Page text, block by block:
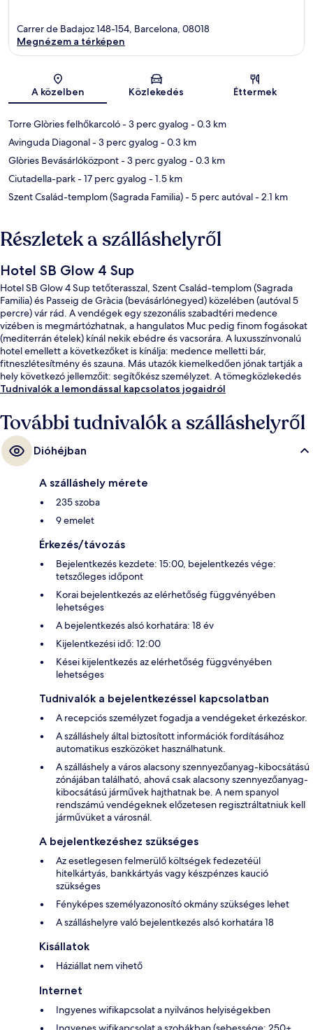
Térkép
Carrer de Badajoz 148-154, Barcelona, 08018
Megnézem a térképen
A közelben Közlekedés Éttermek
Torre Glòries felhőkarcoló- 3 perc gyalog - 0.3 km
Avinguda Diagonal- 3 perc gyalog - 0.3 km
Glòries Bevásárlóközpont- 3 perc gyalog - 0.3 km
Ciutadella-park- 17 perc gyalog - 1.5 km
Szent Család-templom (Sagrada Familia)- 5 perc autóval- 2.1 km
Részletek a szálláshelyről
Hotel SB Glow 4 Sup
Hotel SB Glow 4 Sup tetőterasszal, Szent Család-templom (Sagrada
Familia) és Passeig de Gràcia (bevásárlónegyed) közelében (autóval 5
percre) vár rád. A vendégek egy szezonális szabadtéri medence
vizében is megmártózhatnak, a hangulatos Muc pedig finom fogásokat
(mediterrán ételek) kínál nekik ebédre és vacsorára. A luxusszínvonalú
hotel emellett a következőket is kínálja: medence melletti bár,
fitneszlétesítmény és szauna. Más utazók kiemelkedően jónak tartják a
hely következó jellemzőit: segítőkész személyzet. A tömegközlekedés
rövid sétával megközelíthető: La Farinera villamosmegálló 5 perc, Ca
Tudnivalók a lemondással kapcsolatos jogaidról
További tudnivalók a szálláshelyről
Dióhéjban
A szálláshely mérete
235 szoba
9 emelet
Érkezés/távozás
Bejelentkezés kezdete: 15:00, bejelentkezés vége:
tetszőleges időpont
Korai bejelentkezés az elérhetőség függvényében
lehetséges
A bejelentkezés alsó korhatára: 18 év
Kijelentkezési idő: 12:00
Kései kijelentkezés az elérhetőség függvényében
lehetséges
Tudnivalók a bejelentkezéssel kapcsolatban
A recepciós személyzet fogadja a vendégeket érkezéskor.
A szálláshely által biztosított információk fordításához
automatikus eszközöket használhatunk.
A szálláshely a város alacsony szennyezőanyag-kibocsátású
zónájában található, ahová csak alacsony szennyezőanyag-
kibocsátású járművek hajthatnak be. A nem spanyol
rendszámú vendégeknek előzetesen regisztráltatniuk kell
járművüket a városnál.
A bejelentkezéshez szükséges
Az esetlegesen felmerülő költségek fedezetéül
hitelkártyás, bankkártyás vagy készpénzes kaució
szükséges
Fényképes személyazonosító okmány szükséges lehet
A szálláshelyre való bejelentkezés alsó korhatára 18
Kisállatok
Háziállat nem vihető
Internet
Ingyenes wifikapcsolat a nyilvános helyiségekben